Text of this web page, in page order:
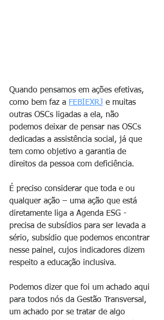
Quando pensamos em ações efetivas,
como bem faz a FEBIEXRJ e muitas
outras OSCs ligadas a ela, não
podemos deixar de pensar nas OSCs
dedicadas a assistência social, já que
tem como objetivo a garantia de
direitos da pessoa com deficiência.
É preciso considerar que toda e ou
qualquer ação – uma ação que está
diretamente liga a Agenda ESG -
precisa de subsídios para ser levada a
sério, subsídio que podemos encontrar
nesse painel, cujos indicadores dizem
respeito a educação inclusiva.
Podemos dizer que foi um achado aqui
para todos nós da Gestão Transversal,
um achado por se tratar de algo